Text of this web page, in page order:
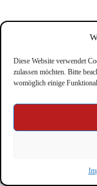
Diese Website verwendet
zulassen möchten. Bitte
womöglich einige
Copyright © Feuerwehr
by